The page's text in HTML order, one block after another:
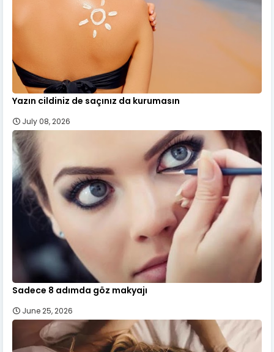
Yazın cildiniz de saçınız da kurumasın
July 08, 2026
Sadece 8 adımda göz makyajı
June 25, 2026